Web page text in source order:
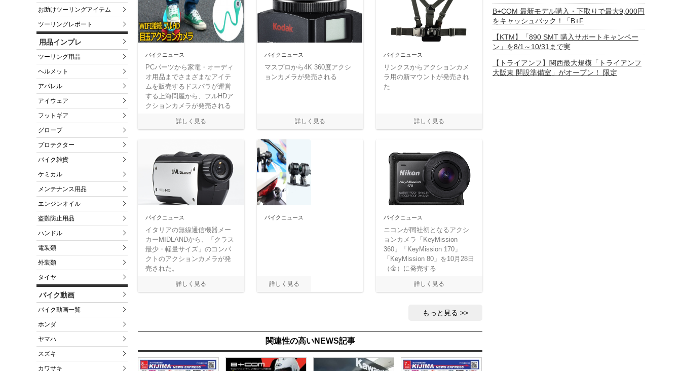
お助けツーリングアイテム
ツーリングレポート
用品インプレ
ツーリング用品
ヘルメット
アパレル
アイウェア
フットギア
グローブ
プロテクター
バイク雑貨
ケミカル
メンテナンス用品
エンジンオイル
盗難防止用品
ハンドル
電装類
外装類
タイヤ
バイク動画
バイク動画一覧
ホンダ
ヤマハ
スズキ
カワサキ
バイクニュース
PCパーツから家電・オーディ
オ用品までさまざまなアイテ
ムを販売するドスパラが運営
する上海問屋から、フルHDア
クションカメラが発売される
バイクニュース
マスプロから4K 360度アクシ
ョンカメラが発売される
バイクニュース
リンクスからアクションカメ
ラ用の新マウントが発売され
た
バイクニュース
イタリアの無線通信機器メー
カーMIDLANDから、「クラス
最少・軽量サイズ」のコンパ
クトのアクションカメラが発
売された。
バイクニュース バイクニュース
ニコンが同社初となるアクシ
ョンカメラ「KeyMission
360」「KeyMission 170」
「KeyMission 80」を10月28日
（金）に発売する
もっと見る
関連性の高いNEWS記事
B+COM 最新モデル購入・下取りで最大9,000円
をキャッシュバック！「B+F
【KTM】「890 SMT 購入サポートキャンペー
ン」を8/1～10/31まで実
【トライアンフ】関西最大規模「トライアンフ
大阪東 開設準備室」がオープン！ 限定